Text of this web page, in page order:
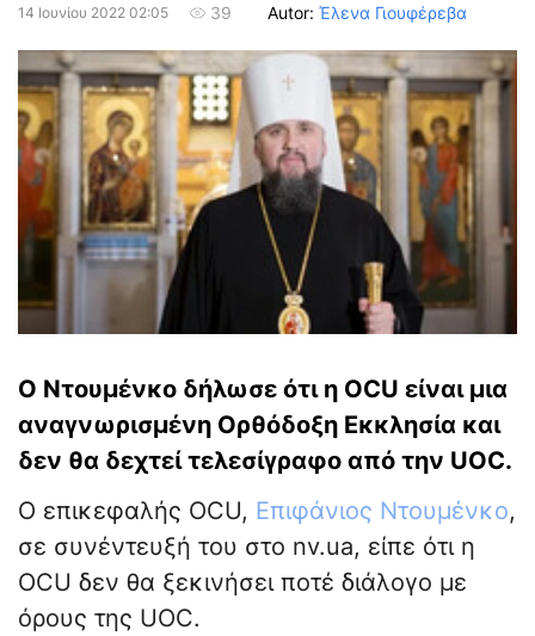
14 Ιουνίου 2022 02:05 39 Autor: Έλενα Γιουφέρεβα
Ο Ντουμένκο δήλωσε ότι η OCU είναι μια
αναγνωρισμένη Ορθόδοξη Εκκλησία και
δεν θα δεχτεί τελεσίγραφο από την UOC.
Ο επικεφαλής OCU, Επιφάνιος Ντουμένκο,
σε συνέντευξή του στο nv.ua, είπε ότι η
OCU δεν θα ξεκινήσει ποτέ διάλογο με
όρους της UOC.